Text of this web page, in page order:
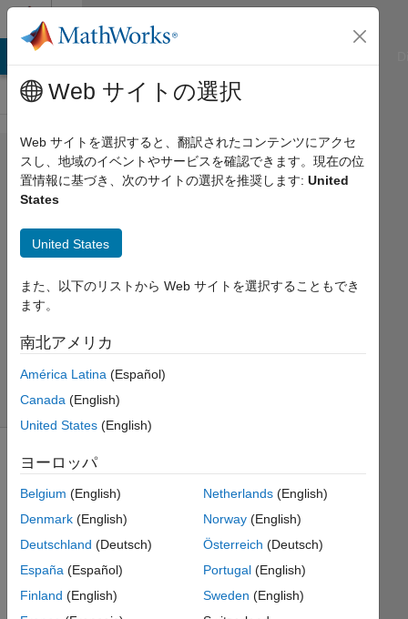
コンテンツへスキップ
Problem
43069.
volume
Kavetsky
solvers
4 likes
Find
of
cone,
Web サイトの選択
Web サイトを選択すると、翻訳されたコンテンツにアクセ
スし、地域のイベントやサービスを確認できます。現在の位
置情報に基づき、次のサイトの選択を推奨します: United
States
United States
また、以下のリストから Web サイトを選択することもでき
ます。
南北アメリカ
América Latina (Español)
Canada (English)
United States (English)
ヨーロッパ
Belgium (English)
Denmark (English)
Deutschland (Deutsch)
España (Español)
Finland (English)
Netherlands(English)
Norway(English)
Österreich (Deutsch)
Portugal(English)
Sweden (English)